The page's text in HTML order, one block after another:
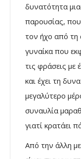
δυνατότητα
παρουσίας, που
τον ήχο από τη
γυναίκα που
τις φράσεις με
και έχει τη
μεγαλύτερο
συναυλία
γιατί κρατάει
Από την άλλη